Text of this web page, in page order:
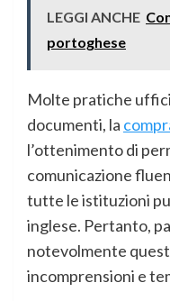
LEGGI ANCHE
portoghese
Molte pratiche
documenti, la
l’ottenimento di
comunicazione
tutte le istituzioni
inglese. Pertanto,
notevolmente
incomprensioni e